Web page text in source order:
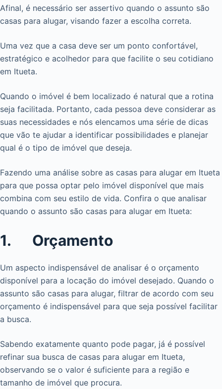
Afinal, é necessário ser assertivo quando o assunto são
casas para alugar, visando fazer a escolha correta.
Uma vez que a casa deve ser um ponto confortável,
estratégico e acolhedor para que facilite o seu cotidiano
em Itueta.
Quando o imóvel é bem localizado é natural que a rotina
seja facilitada. Portanto, cada pessoa deve considerar as
suas necessidades e nós elencamos uma série de dicas
que vão te ajudar a identificar possibilidades e planejar
qual é o tipo de imóvel que deseja.
Fazendo uma análise sobre as casas para alugar em Itueta
para que possa optar pelo imóvel disponível que mais
combina com seu estilo de vida. Confira o que analisar
quando o assunto são casas para alugar em Itueta:
1. Orçamento
Um aspecto indispensável de analisar é o orçamento
disponível para a locação do imóvel desejado. Quando o
assunto são casas para alugar, filtrar de acordo com seu
orçamento é indispensável para que seja possível facilitar
a busca.
Sabendo exatamente quanto pode pagar, já é possível
refinar sua busca de casas para alugar em Itueta,
observando se o valor é suficiente para a região e
tamanho de imóvel que procura.